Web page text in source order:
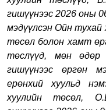
гишүүнээс 2026 оны
мэдүүлсэн Ойн тухай
төсөл болон хамт
төслүүд, мөн
гишүүнээс өргөн
ерөнхий хуульд
хуулийн төсөл,